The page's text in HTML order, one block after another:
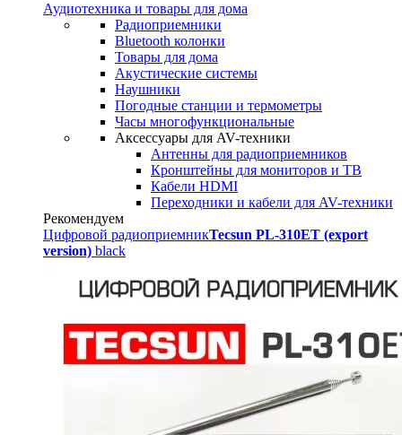
Аудиотехника и товары для дома
Радиоприемники
Bluetooth колонки
Товары для дома
Акустические системы
Наушники
Погодные станции и термометры
Часы многофункциональные
Аксессуары для AV-техники
Антенны для радиоприемников
Кронштейны для мониторов и ТВ
Кабели HDMI
Переходники и кабели для AV-техники
Рекомендуем
Цифровой радиоприемникTecsun PL-310ET (export
version) black